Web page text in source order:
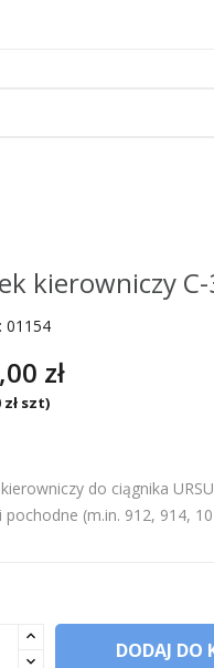
kierowniczy
01154
zł
zł szt)
kierowniczy do ciągnika
pochodne (m.in. 912, 914,
DODAJ DO